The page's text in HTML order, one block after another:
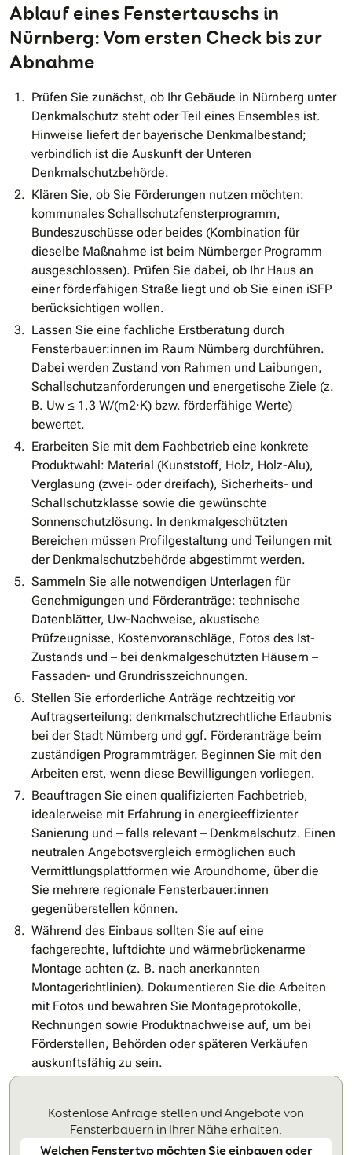
Ablauf eines Fenstertauschs in
Nürnberg: Vom ersten Check bis zur
Abnahme
Prüfen Sie zunächst, ob Ihr Gebäude in Nürnberg unter
Denkmalschutz steht oder Teil eines Ensembles ist.
Hinweise liefert der bayerische Denkmalbestand;
verbindlich ist die Auskunft der Unteren
Denkmalschutzbehörde.
Klären Sie, ob Sie Förderungen nutzen möchten:
kommunales Schallschutzfensterprogramm,
Bundeszuschüsse oder beides (Kombination für
dieselbe Maßnahme ist beim Nürnberger Programm
ausgeschlossen). Prüfen Sie dabei, ob Ihr Haus an
einer förderfähigen Straße liegt und ob Sie einen iSFP
berücksichtigen wollen.
Lassen Sie eine fachliche Erstberatung durch
Fensterbauer:innen im Raum Nürnberg durchführen.
Dabei werden Zustand von Rahmen und Laibungen,
Schallschutzanforderungen und energetische Ziele (z.
B. Uw ≤ 1,3 W/(m2·K) bzw. förderfähige Werte)
bewertet.
Erarbeiten Sie mit dem Fachbetrieb eine konkrete
Produktwahl: Material (Kunststoff, Holz, Holz-Alu),
Verglasung (zwei- oder dreifach), Sicherheits- und
Schallschutzklasse sowie die gewünschte
Sonnenschutzlösung. In denkmalgeschützten
Bereichen müssen Profilgestaltung und Teilungen mit
der Denkmalschutzbehörde abgestimmt werden.
Sammeln Sie alle notwendigen Unterlagen für
Genehmigungen und Förderanträge: technische
Datenblätter, Uw-Nachweise, akustische
Prüfzeugnisse, Kostenvoranschläge, Fotos des Ist-
Zustands und – bei denkmalgeschützten Häusern –
Fassaden- und Grundrisszeichnungen.
Stellen Sie erforderliche Anträge rechtzeitig vor
Auftragserteilung: denkmalschutzrechtliche Erlaubnis
bei der Stadt Nürnberg und ggf. Förderanträge beim
zuständigen Programmträger. Beginnen Sie mit den
Arbeiten erst, wenn diese Bewilligungen vorliegen.
Beauftragen Sie einen qualifizierten Fachbetrieb,
idealerweise mit Erfahrung in energieeffizienter
Sanierung und – falls relevant – Denkmalschutz. Einen
neutralen Angebotsvergleich ermöglichen auch
Vermittlungsplattformen wie Aroundhome, über die
Sie mehrere regionale Fensterbauer:innen
gegenüberstellen können.
Während des Einbaus sollten Sie auf eine
fachgerechte, luftdichte und wärmebrückenarme
Montage achten (z. B. nach anerkannten
Montagerichtlinien). Dokumentieren Sie die Arbeiten
mit Fotos und bewahren Sie Montageprotokolle,
Rechnungen sowie Produktnachweise auf, um bei
Förderstellen, Behörden oder späteren Verkäufen
auskunftsfähig zu sein.
Kostenlose Anfrage stellen und Angebote von
Fensterbauern in Ihrer Nähe erhalten.
Welchen Fenstertyp möchten Sie einbauen oder